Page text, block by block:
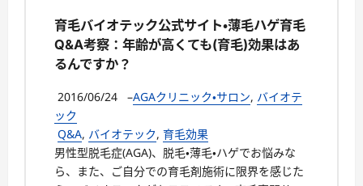
育毛バイオテック公式サイト・薄毛ハゲ育毛
Q&A考察：年齢が高くても(育毛)効果はあ
るんですか？
2016/06/24 –AGAクリニック・サロン, バイオテ
ック
Q&A, バイオテック, 育毛効果
男性型脱毛症(AGA)、脱毛・薄毛・ハゲでお悩みな
ら、また、ご自分での育毛剤施術に限界を感じた